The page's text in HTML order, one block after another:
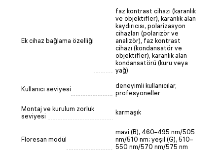
Ek cihaz bağlama özelliği
faz kontrast cihazı (karanlık
ve objektifler), karanlık alan
kaydırıcısı, polarizasyon
cihazları (polarizör ve
analizör), faz kontrast
cihazı (kondansatör ve
objektifler), karanlık alan
kondansatörü (kuru veya
yağ)
Kullanıcı seviyesi
deneyimli kullanıcılar,
profesyoneller
Montaj ve kurulum zorluk
seviyesi
karmaşık
Floresan modül
mavi (B), 460–495 nm/505
nm/510 nm; yeşil (G), 510–
550 nm/570 nm/575 nm